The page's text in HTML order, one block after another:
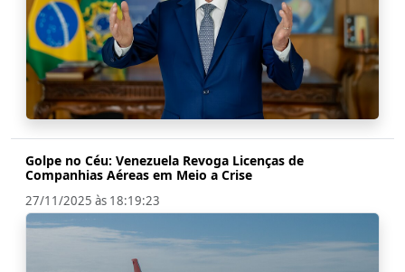
Golpe no Céu: Venezuela Revoga Licenças de
Companhias Aéreas em Meio a Crise
27/11/2025 às 18:19:23